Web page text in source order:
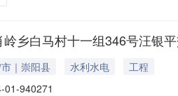
乡白马村十一组346号汪银
｜崇阳县 水利水电
工程
01-940271